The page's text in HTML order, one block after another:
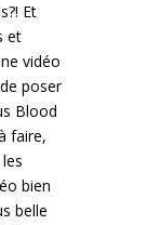
Et
et
vidéo
poser
Blood
faire,
bien
belle